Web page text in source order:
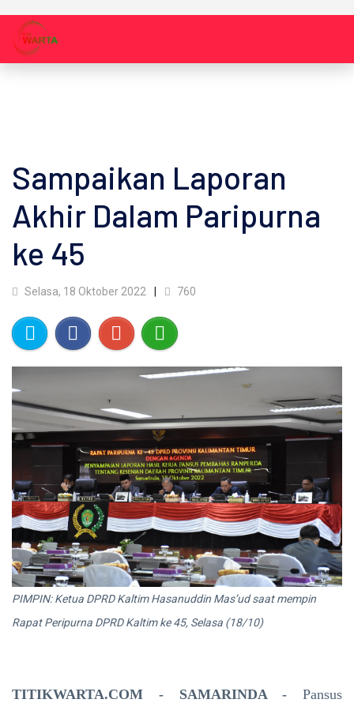
Sampaikan Laporan
Akhir Dalam Paripurna
ke 45
Selasa, 18 Oktober 2022 760
PIMPIN: Ketua DPRD Kaltim Hasanuddin Mas’ud saat mempin
Rapat Peripurna DPRD Kaltim ke 45, Selasa (18/10)
TITIKWARTA.COM - SAMARINDA - Pansus